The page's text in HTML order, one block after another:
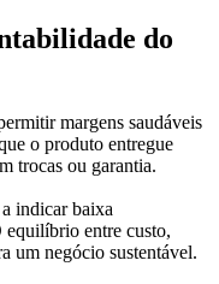
do
margens saudáveis
o produto entregue
trocas ou garantia.
indicar baixa
entre custo,
um negócio sustentável.